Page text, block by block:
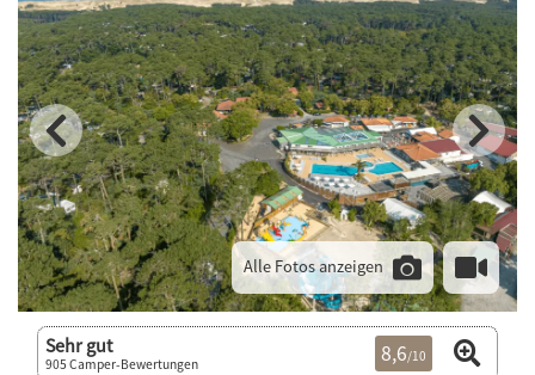
Alle Fotos anzeigen
Sehr gut
905 Camper-Bewertungen 8,6/10